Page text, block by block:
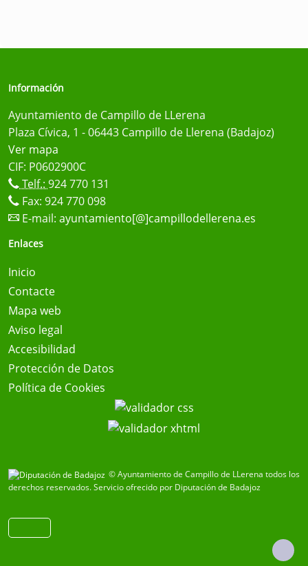
Información
Ayuntamiento de Campillo de LLerena
Plaza Cívica, 1 - 06443 Campillo de Llerena (Badajoz)
Ver mapa
CIF: P0602900C
Telf.: 924 770 131
Fax: 924 770 098
E-mail: ayuntamiento[@]campillodellerena.es
Enlaces
Inicio
Contacte
Mapa web
Aviso legal
Accesibilidad
Protección de Datos
Política de Cookies
© Ayuntamiento de Campillo de LLerena todos los
derechos reservados.Servicio ofrecido por Diputación de Badajoz